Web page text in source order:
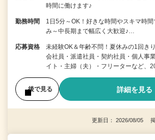
時間に働けます♪
勤務時間
1日5分～OK！好きな時間やスキマ時
み～中長期まで幅広く大歓迎♪…
応募資格
未経験OK＆年齢不問！夏休みの1回き
会社員・派遣社員・契約社員・個人事
イト・主婦（夫）・フリーターなど、
後で見る 詳細を見る
更新日： 2026/08/05